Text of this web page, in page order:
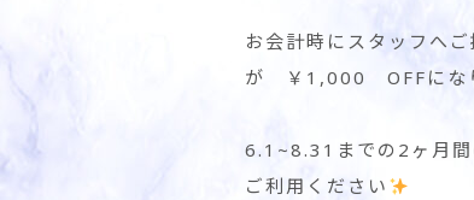
お会計時にスタッフへ
が ￥1,000 OFFにな
6.1~8.31までの2ヶ月間
ご利用ください